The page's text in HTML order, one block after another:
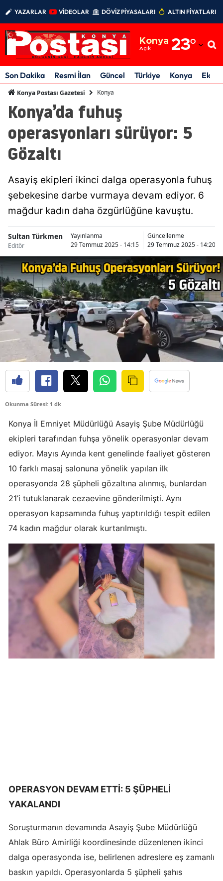
YAZARLAR VİDEOLAR DÖVİZ PİYASALARI ALTIN FİYATLARI
Konya
Açık 23°
Adıyaman
Afyonkarahisar
Ankara
Aydın
Balıkesir
Bilecik
Bingöl
Bitlis
Bolu
Burdur
Bursa
Çanakkale
Çankırı
Diyarbakır
Edirne
Erzincan
Erzurum
Gaziantep
Giresun
Gümüşhane
Kayseri
Kırşehir
Kocaeli
Son Dakika Resmi İlan Güncel Türkiye Konya
Konya Postası Gazetesi Konya
Konya’da fuhuş
operasyonları sürüyor: 5
Gözaltı
Asayiş ekipleri ikinci dalga operasyonla fuhuş
şebekesine darbe vurmaya devam ediyor. 6
mağdur kadın daha özgürlüğüne kavuştu.
Sultan Türkmen
Editör
Yayınlanma
29 Temmuz 2025 - 14:15
Güncellenme
29 Temmuz 2025 - 14:20
Okunma Süresi: 1 dk
Konya İl Emniyet Müdürlüğü Asayiş Şube Müdürlüğü
ekipleri tarafından fuhşa yönelik operasyonlar devam
ediyor. Mayıs Ayında kent genelinde faaliyet gösteren
10 farklı masaj salonuna yönelik yapılan ilk
operasyonda 28 şüpheli gözaltına alınmış, bunlardan
21’i tutuklanarak cezaevine gönderilmişti. Aynı
operasyon kapsamında fuhuş yaptırıldığı tespit edilen
74 kadın mağdur olarak kurtarılmıştı.
OPERASYON DEVAM ETTİ: 5 ŞÜPHELİ
YAKALANDI
Soruşturmanın devamında Asayiş Şube Müdürlüğü
Ahlak Büro Amirliği koordinesinde düzenlenen ikinci
dalga operasyonda ise, belirlenen adreslere eş zamanlı
baskın yapıldı. Operasyonlarda 5 şüpheli şahıs